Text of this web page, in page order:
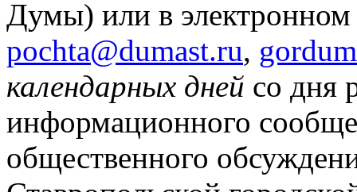
Думы) или в электронном
pochta@dumast.ru,
календарных дней со дня
информационного
общественного